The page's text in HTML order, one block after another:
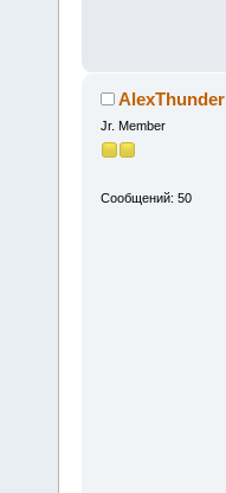
AlexThunder
Jr. Member
Сообщений: 50